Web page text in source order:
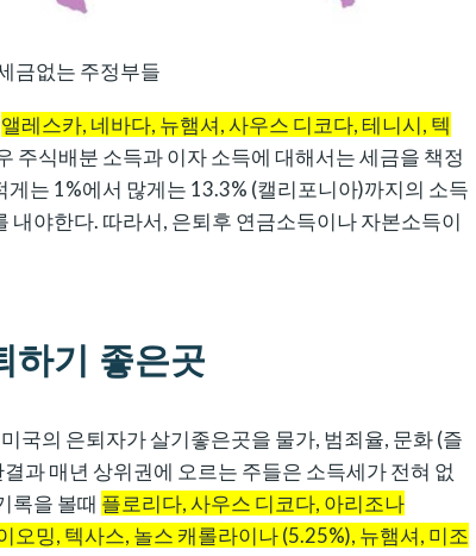
금없는 주정부들
앨레스카, 네바다, 뉴햄셔, 사우스 디코다, 테니시, 텍
주식배분 소득과 이자 소득에 대해서는 세금을 책정
는 1%에서 많게는 13.3% (캘리포니아)까지의 소득
야한다. 따라서, 은퇴후 연금소득이나 자본소득이
하기 좋은곳
국의 은퇴자가 살기좋은곳을 물가, 범죄율, 문화 (즐
과 매년 상위권에 오르는 주들은 소득세가 전혀 없
록을 볼때 플로리다, 사우스 디코다, 아리조나
밍, 텍사스, 놀스 캐롤라이나 (5.25%), 뉴햄셔, 미조